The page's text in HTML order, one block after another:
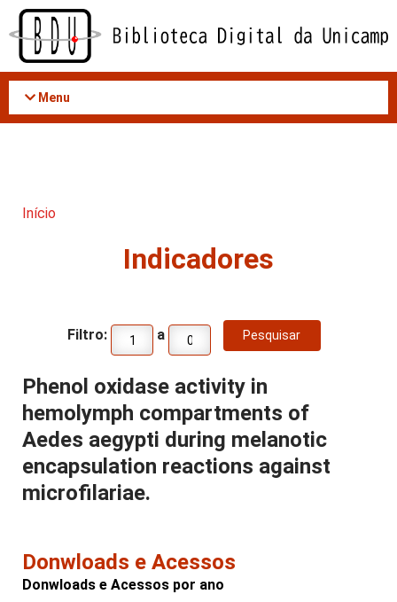
Acessar
conteúdo
Menu
Início
Indicadores
Filtro: a
Phenol oxidase activity in
hemolymph compartments of
Aedes aegypti during melanotic
encapsulation reactions against
microfilariae.
Donwloads e Acessos
Donwloads e Acessos por ano